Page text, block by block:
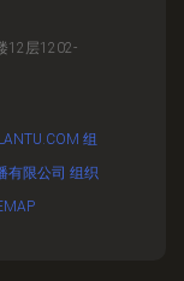
12层1202-
组
有限公司 组织